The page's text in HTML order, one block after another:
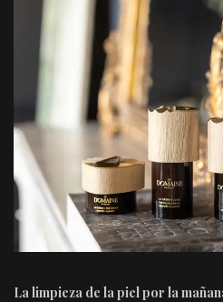
La limpieza de la piel por la